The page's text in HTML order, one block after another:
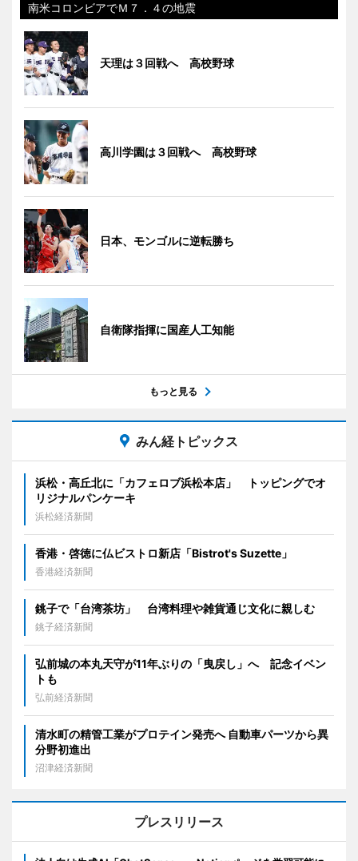
南米コロンビアでＭ７．４の地震
天理は３回戦へ 高校野球
高川学園は３回戦へ 高校野球
日本、モンゴルに逆転勝ち
自衛隊指揮に国産人工知能
もっと見る
みん経トピックス
浜松・高丘北に「カフェロブ浜松本店」 トッピングでオ
リジナルパンケーキ
浜松経済新聞
香港・啓徳に仏ビストロ新店「Bistrot's Suzette」
香港経済新聞
銚子で「台湾茶坊」 台湾料理や雑貨通じ文化に親しむ
銚子経済新聞
弘前城の本丸天守が11年ぶりの「曳戻し」へ 記念イベン
トも
弘前経済新聞
清水町の精管工業がプロテイン発売へ 自動車パーツから異
分野初進出
沼津経済新聞
プレスリリース